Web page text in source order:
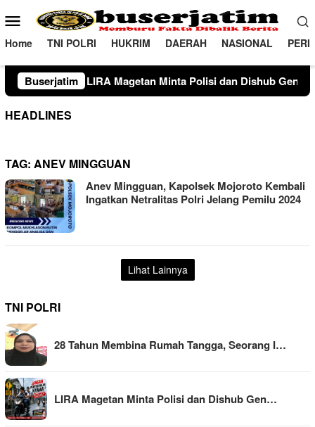
ke
konten
Menu
Mobile
Home TNI POLRI HUKRIM DAERAH NASIONAL
Buserjatim
Minta Polisi dan Dishub Gencarkan Sosialisasi
HEADLINES
TAG: ANEV MINGGUAN
Anev Mingguan, Kapolsek Mojoroto Kembali
Ingatkan Netralitas Polri Jelang Pemilu 2024
Lihat Lainnya
TNI POLRI
28 Tahun Membina Rumah Tangga, Seorang I…
LIRA Magetan Minta Polisi dan Dishub Gen…